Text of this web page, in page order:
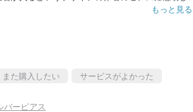
もっと見る
また購入したい サービスがよかった
ーピアス